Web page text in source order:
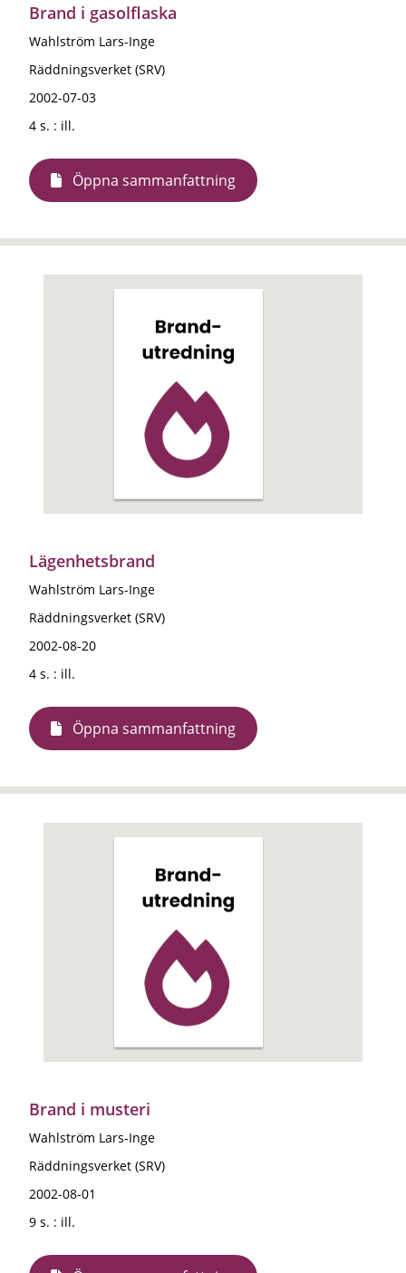
Brand i gasolflaska
Wahlström Lars-Inge
Räddningsverket (SRV)
2002-07-03
4 s. : ill.
Öppna sammanfattning
Lägenhetsbrand
Wahlström Lars-Inge
Räddningsverket (SRV)
2002-08-20
4 s. : ill.
Öppna sammanfattning
Brand i musteri
Wahlström Lars-Inge
Räddningsverket (SRV)
2002-08-01
9 s. : ill.